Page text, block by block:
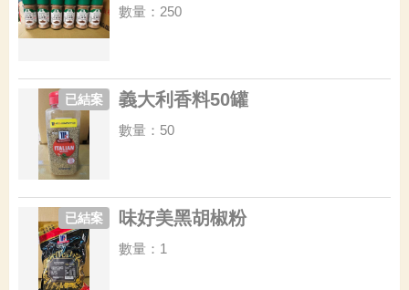
數量：250
義大利香料50罐
已結案
數量：50
味好美黑胡椒粉
已結案
數量：1